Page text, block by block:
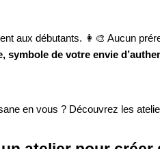
aux débutants. 👩‍🎨 Aucun
symbole de votre envie
en vous ? Découvrez les